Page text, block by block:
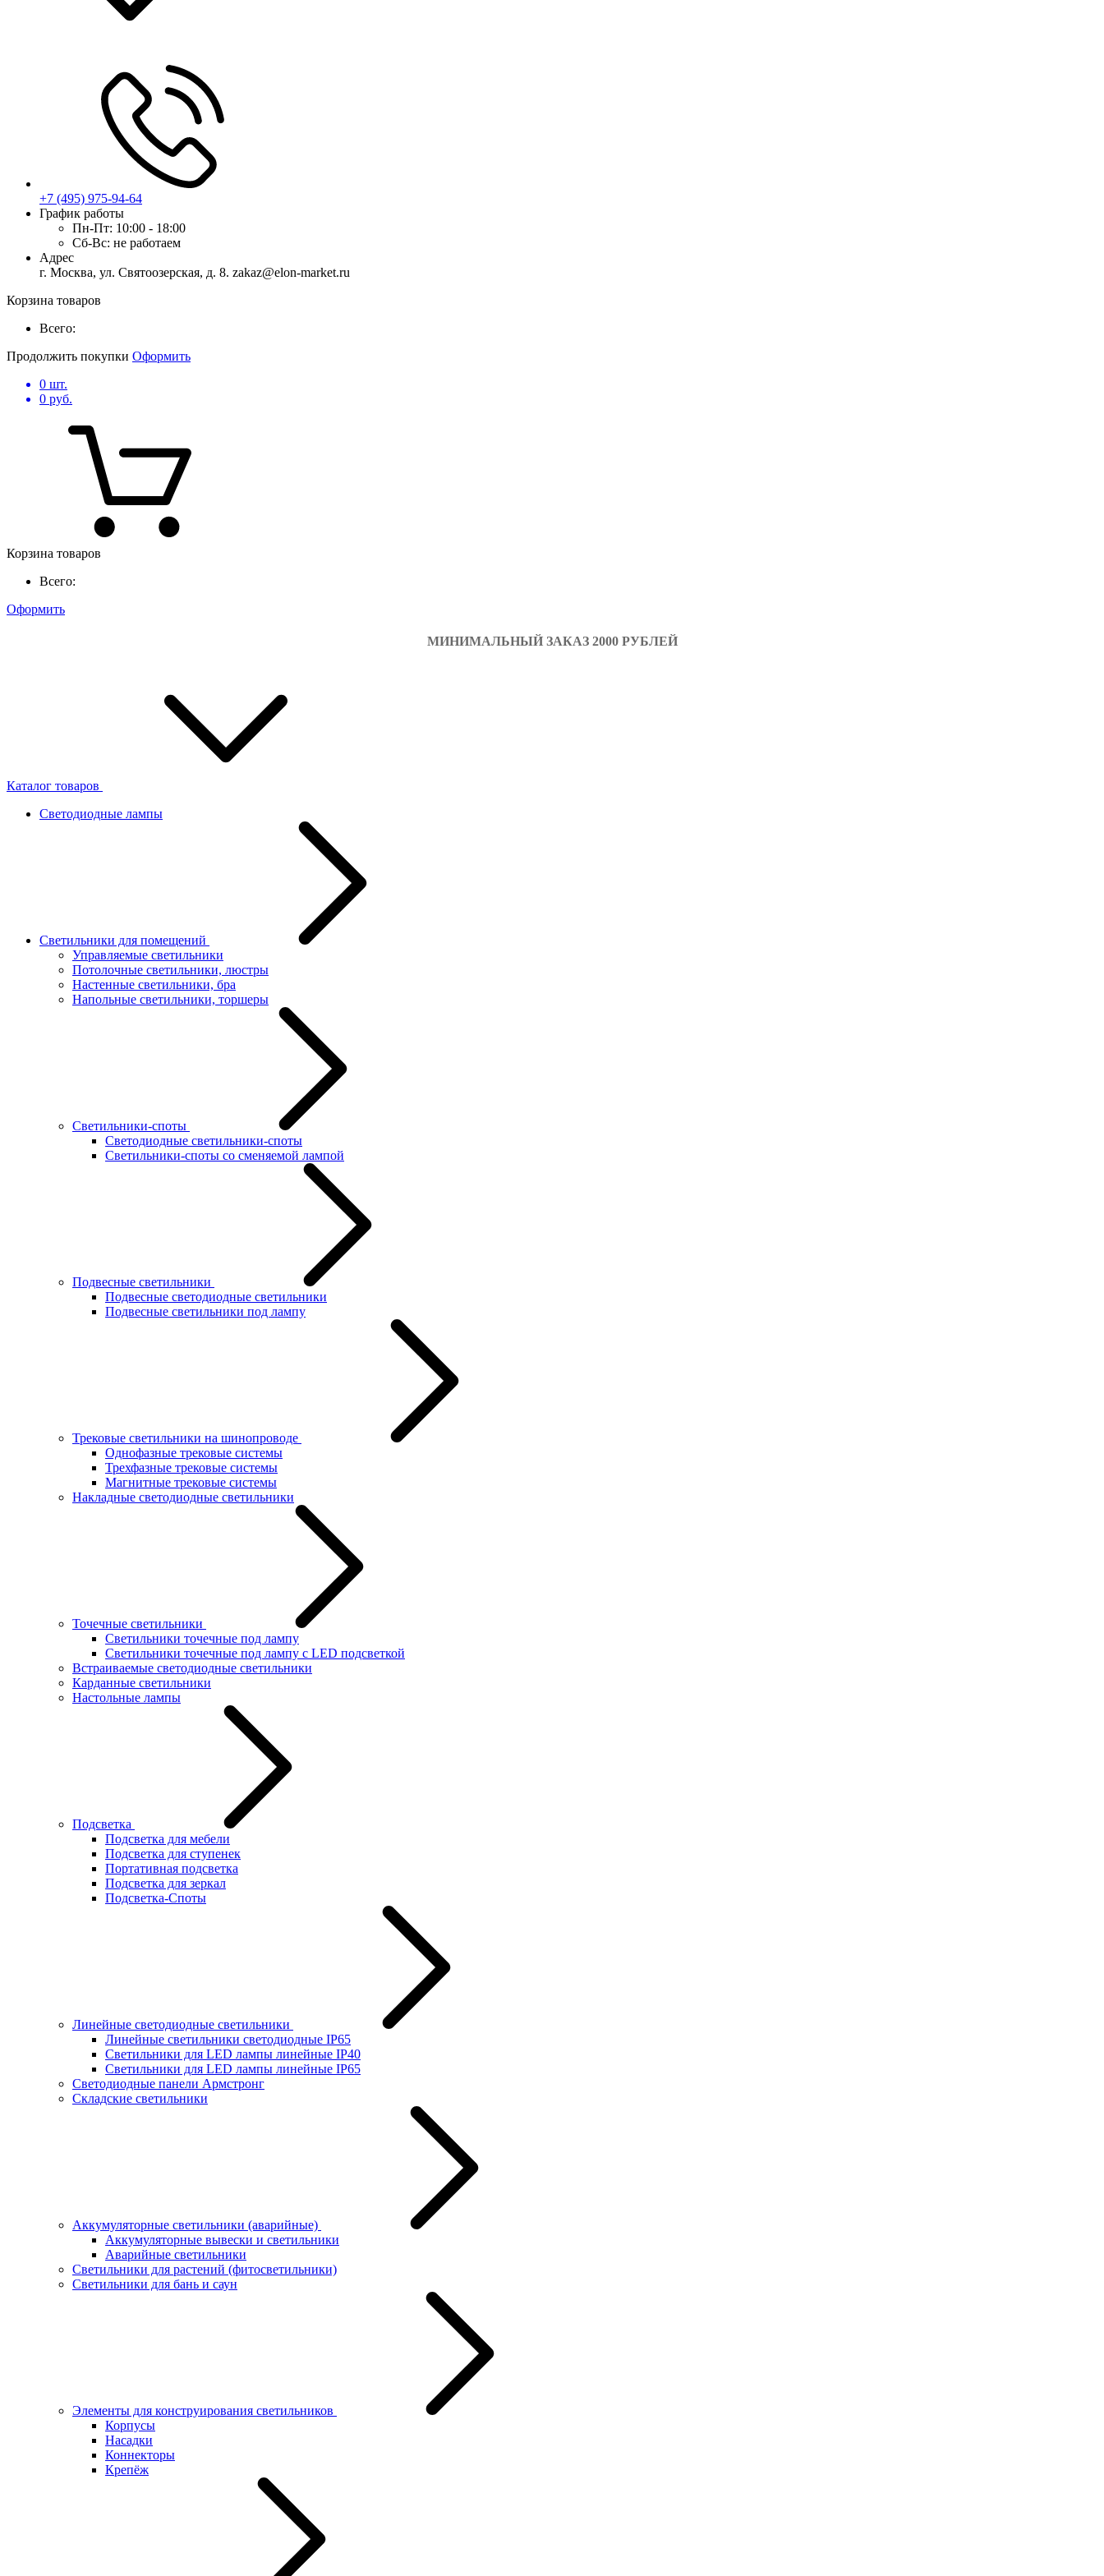
+7 (495) 975-94-64
График работы
Пн-Пт: 10:00 - 18:00
Сб-Вс: не работаем
Адрес
г. Москва, ул. Святоозерская, д. 8. zakaz@elon-market.ru
Корзина товаров
Всего:
Продолжить покупки Оформить
0 шт.
0 руб.
Корзина товаров
Всего:
Оформить
МИНИМАЛЬНЫЙ ЗАКАЗ 2000 РУБЛЕЙ
Каталог товаров
Светодиодные лампы
Светильники для помещений
Управляемые светильники
Потолочные светильники, люстры
Настенные светильники, бра
Напольные светильники, торшеры
Светильники-споты
Светодиодные светильники-споты
Светильники-споты со сменяемой лампой
Подвесные светильники
Подвесные светодиодные светильники
Подвесные светильники под лампу
Трековые светильники на шинопроводе
Однофазные трековые системы
Трехфазные трековые системы
Магнитные трековые системы
Накладные светодиодные светильники
Точечные светильники
Светильники точечные под лампу
Светильники точечные под лампу с LED подсветкой
Встраиваемые светодиодные светильники
Карданные светильники
Настольные лампы
Подсветка
Подсветка для мебели
Подсветка для ступенек
Портативная подсветка
Подсветка для зеркал
Подсветка-Споты
Линейные светодиодные светильники
Линейные светильники светодиодные IP65
Светильники для LED лампы линейные IP40
Светильники для LED лампы линейные IP65
Светодиодные панели Армстронг
Складские светильники
Аккумуляторные светильники (аварийные)
Аккумуляторные вывески и светильники
Аварийные светильники
Светильники для растений (фитосветильники)
Светильники для бань и саун
Элементы для конструирования светильников
Корпусы
Насадки
Коннекторы
Крепёж